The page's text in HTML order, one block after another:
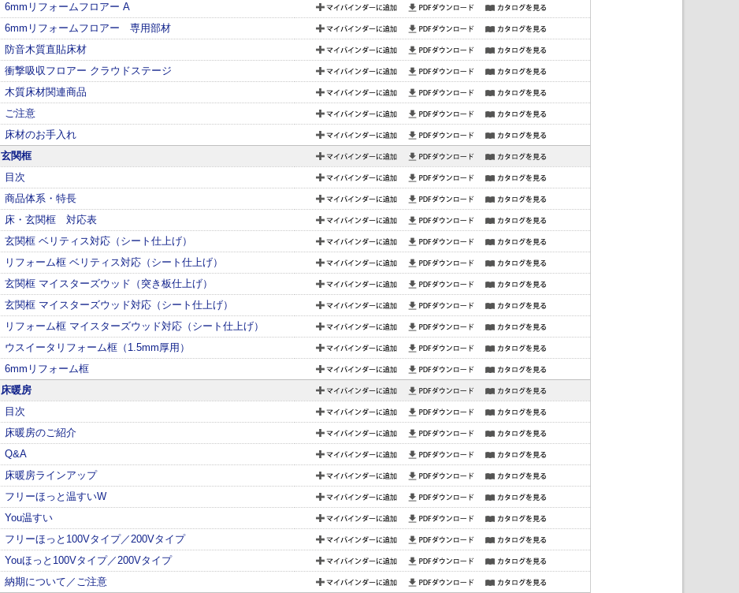
6mmリフォームフロアー A
6mmリフォームフロアー 専用部材
防音木質直貼床材
衝撃吸収フロアー クラウドステージ
木質床材関連商品
ご注意
床材のお手入れ
玄関框
目次
商品体系・特長
床・玄関框 対応表
玄関框 ベリティス対応（シート仕上げ）
リフォーム框 ベリティス対応（シート仕上げ）
玄関框 マイスターズウッド（突き板仕上げ）
玄関框 マイスターズウッド対応（シート仕上げ）
リフォーム框 マイスターズウッド対応（シート仕上げ）
ウスイータリフォーム框（1.5mm厚用）
6mmリフォーム框
床暖房
目次
床暖房のご紹介
Q&A
床暖房ラインアップ
フリーほっと温すいW
You温すい
フリーほっと100Vタイプ／200Vタイプ
Youほっと100Vタイプ／200Vタイプ
納期について／ご注意